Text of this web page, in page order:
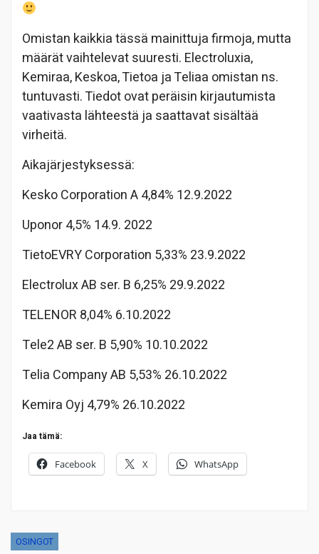
Omistan kaikkia tässä mainittuja firmoja, mutta
määrät vaihtelevat suuresti. Electroluxia,
Kemiraa, Keskoa, Tietoa ja Teliaa omistan ns.
tuntuvasti. Tiedot ovat peräisin kirjautumista
vaativasta lähteestä ja saattavat sisältää
virheitä.
Aikajärjestyksessä:
Kesko Corporation A 4,84% 12.9.2022
Uponor 4,5% 14.9. 2022
TietoEVRY Corporation 5,33% 23.9.2022
Electrolux AB ser. B 6,25% 29.9.2022
TELENOR 8,04% 6.10.2022
Tele2 AB ser. B 5,90% 10.10.2022
Telia Company AB 5,53% 26.10.2022
Kemira Oyj 4,79% 26.10.2022
Jaa tämä:
Facebook X WhatsApp
OSINGOT